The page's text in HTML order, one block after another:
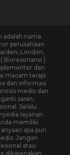
adalah nama
perusahaan
London,
Bioresonansi )
dan
macam terapi
dan informasi
medis dan
saran,
Selalu
layanan
memiliki
apa pun
Jangan
atau
dikarenakan